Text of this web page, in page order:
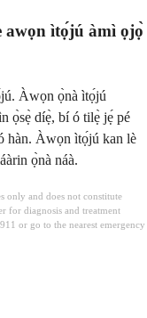
awọn ìtọ́jú àmì ọjọ̀
Àwọn ọ̀nà ìtọ́jú
ọ̀sẹ̀ díẹ̀, bí ó tilẹ̀ jẹ́ pé
hàn. Àwọn ìtọ́jú kan lè
ọ̀nà náà.
only and does not constitute
for diagnosis and treatment
or go to the nearest emergency